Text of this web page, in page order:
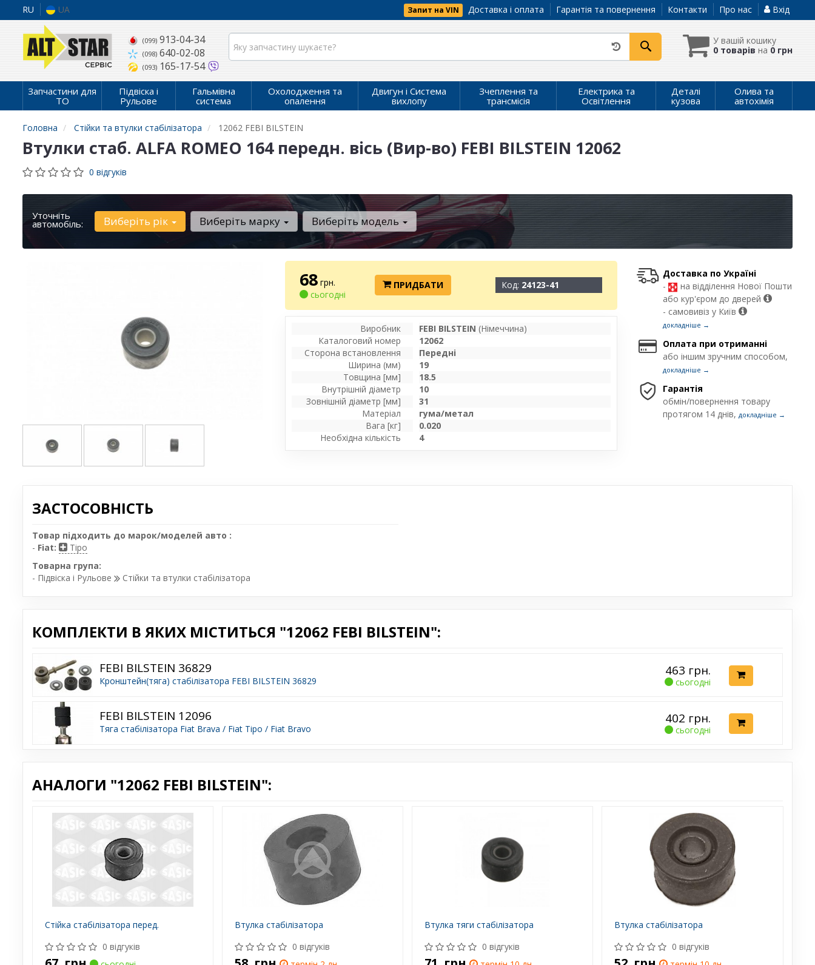
RU UA Запит на VIN Доставка і оплата Гарантія та повернення Контакти Про нас Вхід
(099)913-04-34
(098)640-02-08
(093)165-17-54
У вашій кошику
0 товарів на 0 грн
Запчастини для
ТО
Підвіска і
Рульове
Гальмівна
система
Охолодження та
опалення
Двигун і Система
вихлопу
Зчеплення та
трансмісія
Електрика та
Освітлення
Деталі
кузова
Олива та
автохімія
Головна Стійки та втулки стабілізатора 12062 FEBI BILSTEIN
Втулки стаб. ALFA ROMEO 164 передн. вісь (Вир-во) FEBI BILSTEIN 12062
0 відгуків
Уточніть
автомобіль: Виберіть рік Виберіть марку Виберіть модель
68 грн.
сьогодні
ПРИДБАТИ Код: 24123-41
Виробник FEBI BILSTEIN (Німеччина)
Каталоговий номер
12062
Сторона встановлення
Передні
Ширина (мм)
19
Товщина [мм]
18.5
Внутрішній діаметр
10
Зовнішній діаметр [мм]
31
Матеріал
гума/метал
Вага [кг]
0.020
Необхідна кількість
4
Доставка по Україні
-
на відділення Нової Пошти
або кур'єром до дверей
- самовивіз у Київ
докладніше →
Оплата при отриманні
або іншим зручним способом,
докладніше →
Гарантія
обмін/повернення товару
протягом 14 днів,докладніше →
ЗАСТОСОВНІСТЬ
Товар підходить до марок/моделей авто :
- Fiat:
Tipo
Товарна група:
- Підвіска і Рульове
Стійки та втулки стабілізатора
КОМПЛЕКТИ В ЯКИХ МІСТИТЬСЯ "12062 FEBI BILSTEIN":
FEBI BILSTEIN 36829
Кронштейн(тяга) стабілізатора FEBI BILSTEIN 36829
463 грн.
сьогодні
FEBI BILSTEIN 12096
Тяга стабілізатора Fiat Brava / Fiat Tipo / Fiat Bravo
402 грн.
сьогодні
АНАЛОГИ "12062 FEBI BILSTEIN":
Стійка стабілізатора перед.
0 відгуків
Втулка стабілізатора
0 відгуків
Втулка тяги стабілізатора
0 відгуків
Втулка стабілізатора
0 відгуків